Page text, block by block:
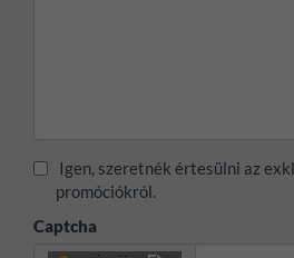
Igen, szeretnék értesülni az
promóciókról.
Captcha